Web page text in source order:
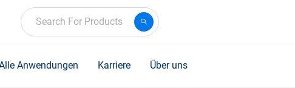
Search For Products
Anwendungen Karriere Über uns